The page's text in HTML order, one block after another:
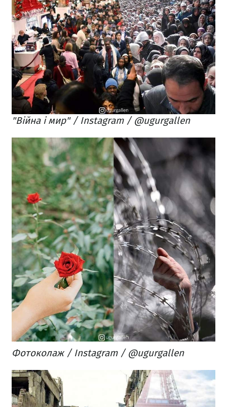
"Війна і мир" / Instagram / @ugurgallen
Фотоколаж / Instagram / @ugurgallen